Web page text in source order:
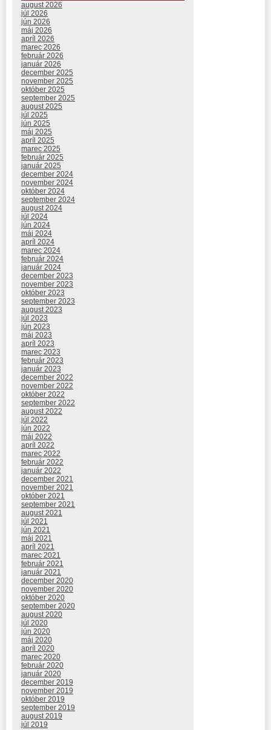
august 2026
júl 2026
jún 2026
máj 2026
apríl 2026
marec 2026
február 2026
január 2026
december 2025
november 2025
október 2025
september 2025
august 2025
júl 2025
jún 2025
máj 2025
apríl 2025
marec 2025
február 2025
január 2025
december 2024
november 2024
október 2024
september 2024
august 2024
júl 2024
jún 2024
máj 2024
apríl 2024
marec 2024
február 2024
január 2024
december 2023
november 2023
október 2023
september 2023
august 2023
júl 2023
jún 2023
máj 2023
apríl 2023
marec 2023
február 2023
január 2023
december 2022
november 2022
október 2022
september 2022
august 2022
júl 2022
jún 2022
máj 2022
apríl 2022
marec 2022
február 2022
január 2022
december 2021
november 2021
október 2021
september 2021
august 2021
júl 2021
jún 2021
máj 2021
apríl 2021
marec 2021
február 2021
január 2021
december 2020
november 2020
október 2020
september 2020
august 2020
júl 2020
jún 2020
máj 2020
apríl 2020
marec 2020
február 2020
január 2020
december 2019
november 2019
október 2019
september 2019
august 2019
júl 2019